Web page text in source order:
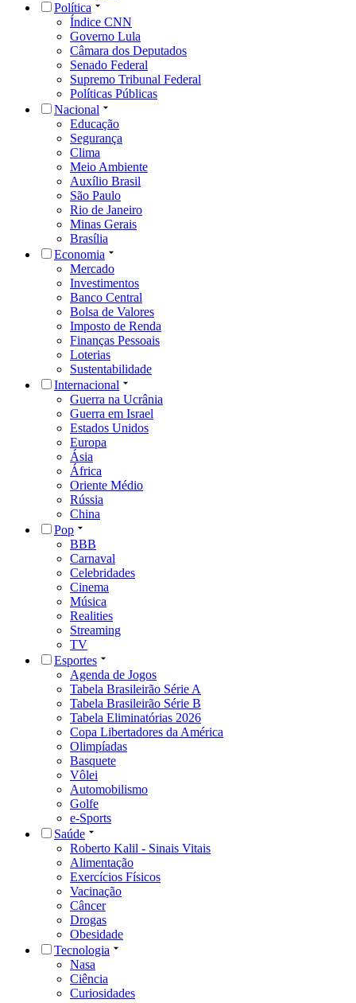
Política
Índice CNN
Governo Lula
Câmara dos Deputados
Senado Federal
Supremo Tribunal Federal
Políticas Públicas
Nacional
Educação
Segurança
Clima
Meio Ambiente
Auxílio Brasil
São Paulo
Rio de Janeiro
Minas Gerais
Brasília
Economia
Mercado
Investimentos
Banco Central
Bolsa de Valores
Imposto de Renda
Finanças Pessoais
Loterias
Sustentabilidade
Internacional
Guerra na Ucrânia
Guerra em Israel
Estados Unidos
Europa
Ásia
África
Oriente Médio
Rússia
China
Pop
BBB
Carnaval
Celebridades
Cinema
Música
Realities
Streaming
TV
Esportes
Agenda de Jogos
Tabela Brasileirão Série A
Tabela Brasileirão Série B
Tabela Eliminatórias 2026
Copa Libertadores da América
Olimpíadas
Basquete
Vôlei
Automobilismo
Golfe
e-Sports
Saúde
Roberto Kalil - Sinais Vitais
Alimentação
Exercícios Físicos
Vacinação
Câncer
Drogas
Obesidade
Tecnologia
Nasa
Ciência
Curiosidades